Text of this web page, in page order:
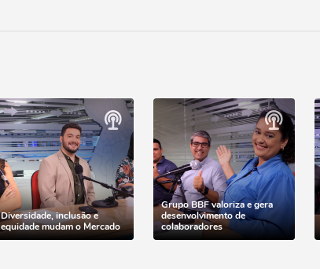
Diversidade, inclusão e
equidade mudam o Mercado
Grupo BBF valoriza e gera
desenvolvimento de
colaboradores